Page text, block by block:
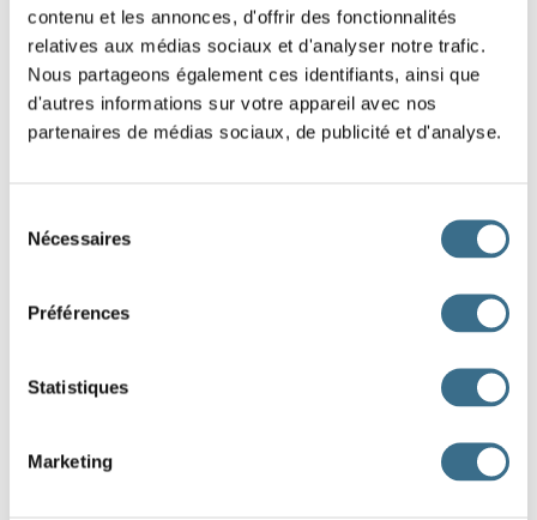
contenu et les annonces, d'offrir des fonctionnalités
relatives aux médias sociaux et d'analyser notre trafic.
Nous partageons également ces identifiants, ainsi que
d'autres informations sur votre appareil avec nos
partenaires de médias sociaux, de publicité et d'analyse.
Nécessaires
Préférences
Statistiques
Marketing